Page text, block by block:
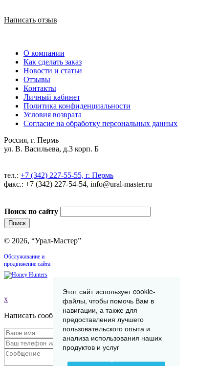
Написать отзыв
О компании
Как сделать заказ
Новости и статьи
Отзывы
Контакты
Личный кабинет
Политика конфиденциальности
Условия возврата
Согласие на обработку персональных данных
Россия, г. Пермь
ул. В. Васильева, д.3 корп. Б
тел.: +7 (342) 227-55-55, г. Пермь
факс.: +7 (342) 227-54-54, info@ural-master.ru
Поиск по сайту
© 2026, “Урал-Мастер”
Обслуживание и
продвижение сайта
x
Написать сообщение
Этот сайт использует cookie-
файлы, чтобы помочь Вам в
навигации, а также для
предоставления лучшего
пользовательского опыта и
анализа использования наших
продуктов и услуг